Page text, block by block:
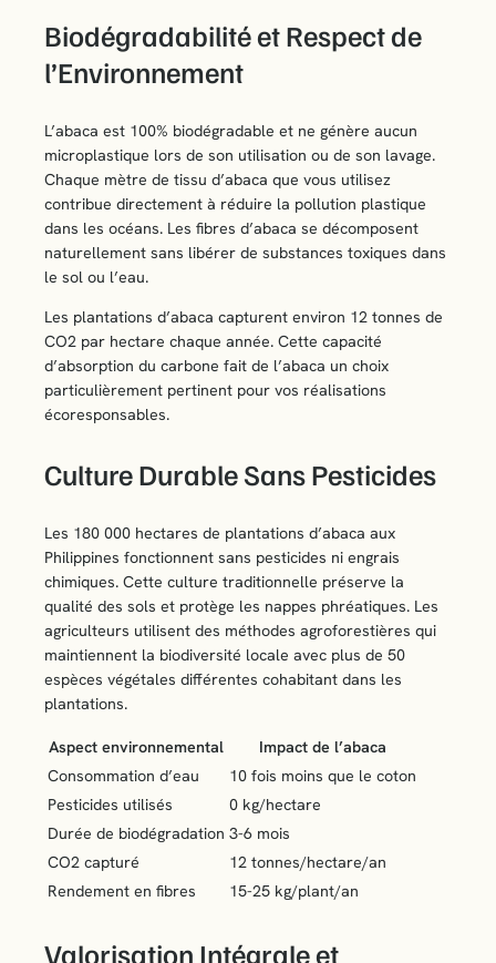
Biodégradabilité et Respect de
l’Environnement
L’abaca est 100% biodégradable et ne génère aucun
microplastique lors de son utilisation ou de son lavage.
Chaque mètre de tissu d’abaca que vous utilisez
contribue directement à réduire la pollution plastique
dans les océans. Les fibres d’abaca se décomposent
naturellement sans libérer de substances toxiques dans
le sol ou l’eau.
Les plantations d’abaca capturent environ 12 tonnes de
CO2 par hectare chaque année. Cette capacité
d’absorption du carbone fait de l’abaca un choix
particulièrement pertinent pour vos réalisations
écoresponsables.
Culture Durable Sans Pesticides
Les 180 000 hectares de plantations d’abaca aux
Philippines fonctionnent sans pesticides ni engrais
chimiques. Cette culture traditionnelle préserve la
qualité des sols et protège les nappes phréatiques. Les
agriculteurs utilisent des méthodes agroforestières qui
maintiennent la biodiversité locale avec plus de 50
espèces végétales différentes cohabitant dans les
plantations.
Aspect environnemental
Impact de l’abaca
Consommation d’eau
10 fois moins que le coton
Pesticides utilisés
0 kg/hectare
Durée de biodégradation 3-6 mois
CO2 capturé
12 tonnes/hectare/an
Rendement en fibres
15-25 kg/plant/an
Valorisation Intégrale et